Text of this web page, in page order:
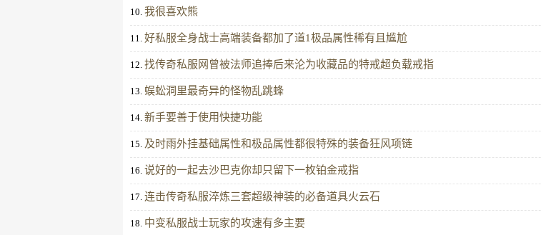
10. 我很喜欢熊
11. 好私服全身战士高端装备都加了道1极品属性稀有且尴尬
12. 找传奇私服网曾被法师追捧后来沦为收藏品的特戒超负载戒指
13. 蜈蚣洞里最奇异的怪物乱跳蜂
14. 新手要善于使用快捷功能
15. 及时雨外挂基础属性和极品属性都很特殊的装备狂风项链
16. 说好的一起去沙巴克你却只留下一枚铂金戒指
17. 连击传奇私服淬炼三套超级神装的必备道具火云石
18. 中变私服战士玩家的攻速有多主要